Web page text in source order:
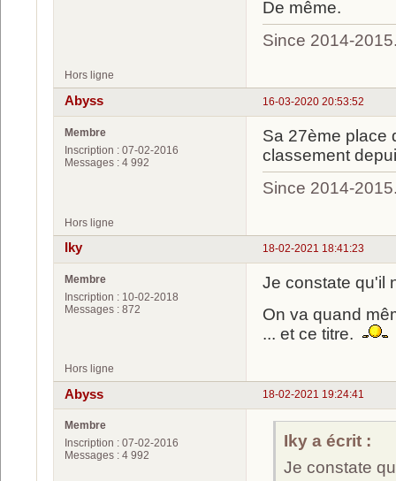
De même.
Since 2014-
Hors ligne
16-03-2020 20:53:52
Abyss
Membre
Inscription : 07-02-2016
Messages : 4 992
Sa 27ème place
classement
Since 2014-
Hors ligne
18-02-2021 18:41:23
Iky
Membre
Inscription : 10-02-2018
Messages : 872
Je constate qu'il
On va quand
... et ce titre.
Hors ligne
18-02-2021 19:24:41
Abyss
Membre
Inscription : 07-02-2016
Messages : 4 992
Iky a écrit :
Je constate